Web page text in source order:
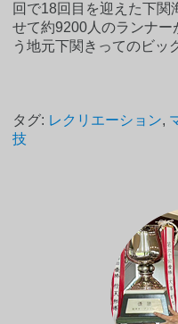
回で18回目を迎えた下関
せて約9200人のランナ
う地元下関きってのビッ
タグ: レクリエーション,
技